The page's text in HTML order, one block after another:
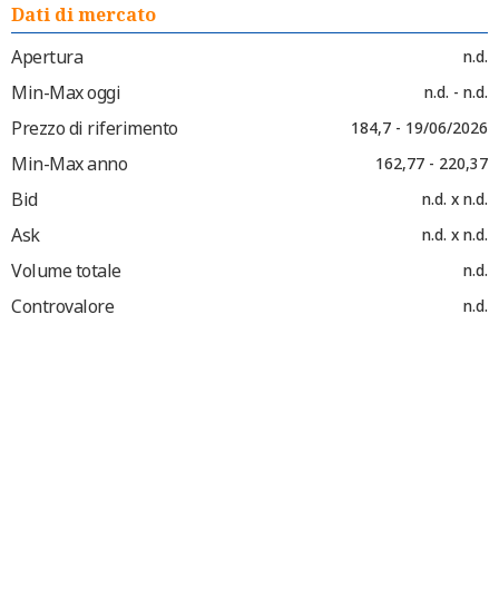
Dati di mercato
Apertura
n.d.
Min-Max oggi n.d. - n.d.
Prezzo di riferimento 184,7 - 19/06/2026
Min-Max anno 162,77 - 220,37
Bid n.d. x n.d.
Ask n.d. x n.d.
Volume totale n.d.
Controvalore n.d.